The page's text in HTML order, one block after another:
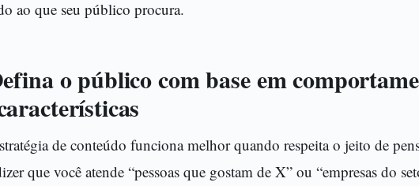
ao que seu público procura.
o público com base em
de conteúdo funciona melhor quando respeita o jeito de
que você atende “pessoas que gostam de X” ou “empresas do